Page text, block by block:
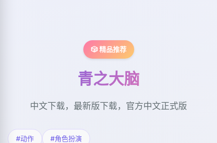
🎲 精品推荐
青之大脑
中文下载，最新版下载，官方中文正式版
#动作 #角色扮演